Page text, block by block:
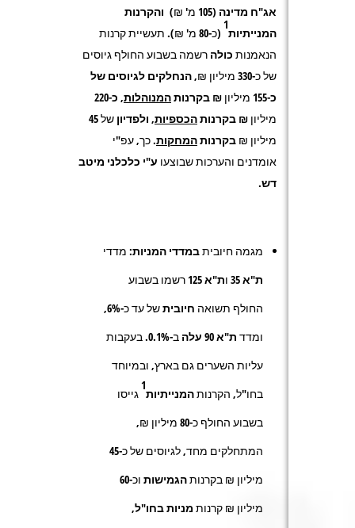
אג"ח מדינה (105 מ' ₪)
והקרנות
המנייתיות
1
(כ-80 מ' ₪). תעשיית קרנות
הנאמנות כולה רשמה בשבוע החולף גיוסים
של כ-330 מיליון ₪,הנחלקים לגיוסים של
כ-155
מיליון ₪ בקרנותהמנוהלות, כ-220
מיליון ₪ בקרנותהכספיות, ולפדיון של45
מיליון ₪ בקרנותהמחקות. כך, עפ"י
אומדנים והערכות שבוצעו ע"י כלכלני מיטב
דש.
מגמה חיוביתבמדדי המניות: מדדי
ת"א 35
ות"א 125
רשמו בשבוע
החולף תשואה חיוביתשל עד כ-6%,
ומדד ת"א 90 עלה ב-0.1%. בעקבות
עליות השערים גם בארץ, ובמיוחד
בחו"ל, הקרנותהמנייתיות
1
גייסו
בשבוע החולף כ-80 מיליון ₪,
המתחלקים מחד, לגיוסים של כ-45
מיליון ₪ בקרנותהגמישות וכ-60
מיליון ₪ קרנות מניות בחו"ל,